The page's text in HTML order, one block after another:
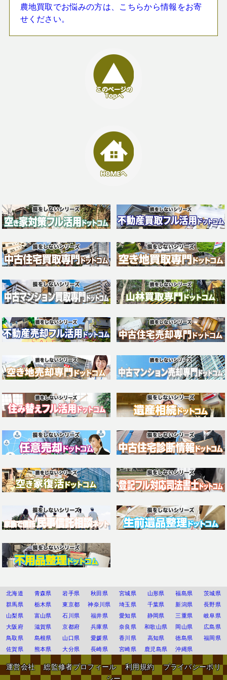
農地買取でお悩みの方は、こちらから情報をお寄
せください。
北海道 青森県 岩手県 秋田県 宮城県 山形県 福島県
茨城県
群馬県
栃木県 東京都 神奈川県 埼玉県 千葉県 新潟県
長野県
山梨県
富山県 石川県 福井県 愛知県 静岡県 三重県
岐阜県
大阪府
滋賀県 京都府 兵庫県 奈良県 和歌山県 岡山県
広島県
鳥取県
島根県 山口県 愛媛県 香川県 高知県 徳島県
福岡県
佐賀県
熊本県 大分県 長崎県 宮崎県 鹿児島県 沖縄県
運営会社 総監修者プロフィール 利用規約
プライバシーポリ